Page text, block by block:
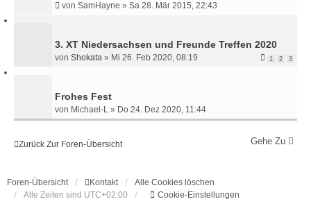
von SamHayne » Sa 28. Mär 2015, 22:43
3. XT Niedersachsen und Freunde Treffen 2020
von Shokata » Mi 26. Feb 2020, 08:19 1 2 3
Frohes Fest
von Michael-L » Do 24. Dez 2020, 11:44
Zurück Zur Foren-Übersicht Gehe Zu
Foren-Übersicht Kontakt
Alle Cookies löschen
Alle Zeiten sind UTC+02:00 Cookie-Einstellungen